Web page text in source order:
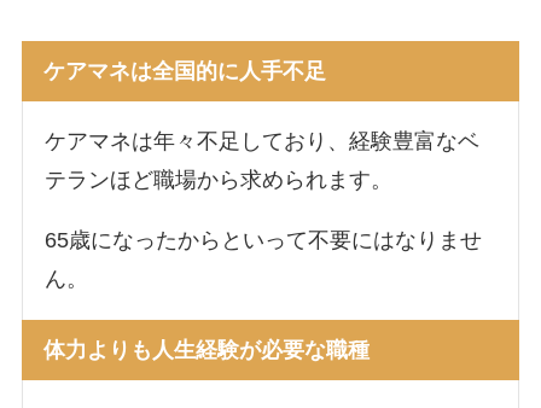
ケアマネは全国的に人手不足
ケアマネは年々不足しており、経験豊富なベ
テランほど職場から求められます。
65歳になったからといって不要にはなりませ
ん。
体力よりも人生経験が必要な職種